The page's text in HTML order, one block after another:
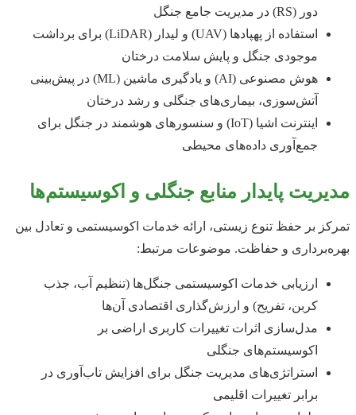
دور (RS) در مدیریت جامع جنگل
استفاده از پهپادها (UAV) و لیدار (LiDAR) برای برداشت
موجودی جنگل و پایش سلامت درختان
هوش مصنوعی (AI) و یادگیری ماشین (ML) در پیش‌بینی
آتش‌سوزی، بیماری‌های جنگلی و رشد درختان
اینترنت اشیا (IoT) و سنسورهای هوشمند در جنگل برای
جمع‌آوری داده‌های محیطی
مدیریت پایدار منابع جنگلی و اکوسیستم‌ها
تمرکز بر حفظ تنوع زیستی، ارائه خدمات اکوسیستمی و تعادل بین
بهره‌برداری و حفاظت. موضوعات مرتبط:
ارزیابی خدمات اکوسیستمی جنگل‌ها (تنظیم آب، جذب
کربن، تفریح) و ارزش‌گذاری اقتصادی آن‌ها
مدل‌سازی اثرات تغییرات کاربری اراضی بر
اکوسیستم‌های جنگلی
استراتژی‌های مدیریت جنگل برای افزایش تاب‌آوری در
برابر تغییرات اقلیمی